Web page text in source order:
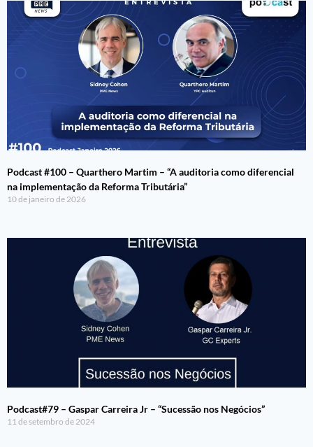
Podcast #100 – Quarthero Martim – “A auditoria como diferencial
na implementação da Reforma Tributária”
10 de janeiro de 2026
Podcast#79 – Gaspar Carreira Jr – “Sucessão nos Negócios”
11 de setembro de 2024